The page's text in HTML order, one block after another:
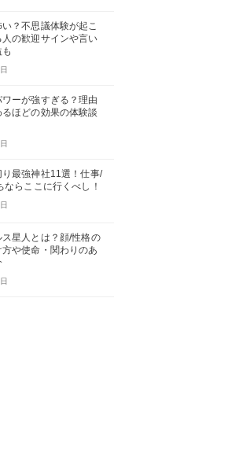
？不思議体験が起こ
の歓迎サインや言い
ーが強すぎる？理由
ほどの効果の体験談
り最強神社11選！仕事/
ならここに行くべし！
星人とは？顔/性格の
や使命・関わりのあ